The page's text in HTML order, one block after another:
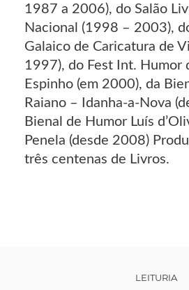
1987 a 2006), do Salão
Nacional (1998 – 2003),
Galaico de Caricatura de
1997), do Fest Int. Humor
Espinho (em 2000), da
Raiano – Idanha-a-Nova
Bienal de Humor Luís
Penela (desde 2008)
três centenas de Livros.
LEITURIA